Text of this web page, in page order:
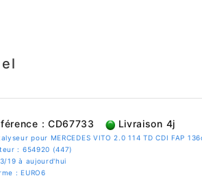
: CD67733 Livraison 4j
pour MERCEDES VITO 2.0 114 TD CDI FAP
: 654920 (447)
19 à aujourd'hui
: EURO6